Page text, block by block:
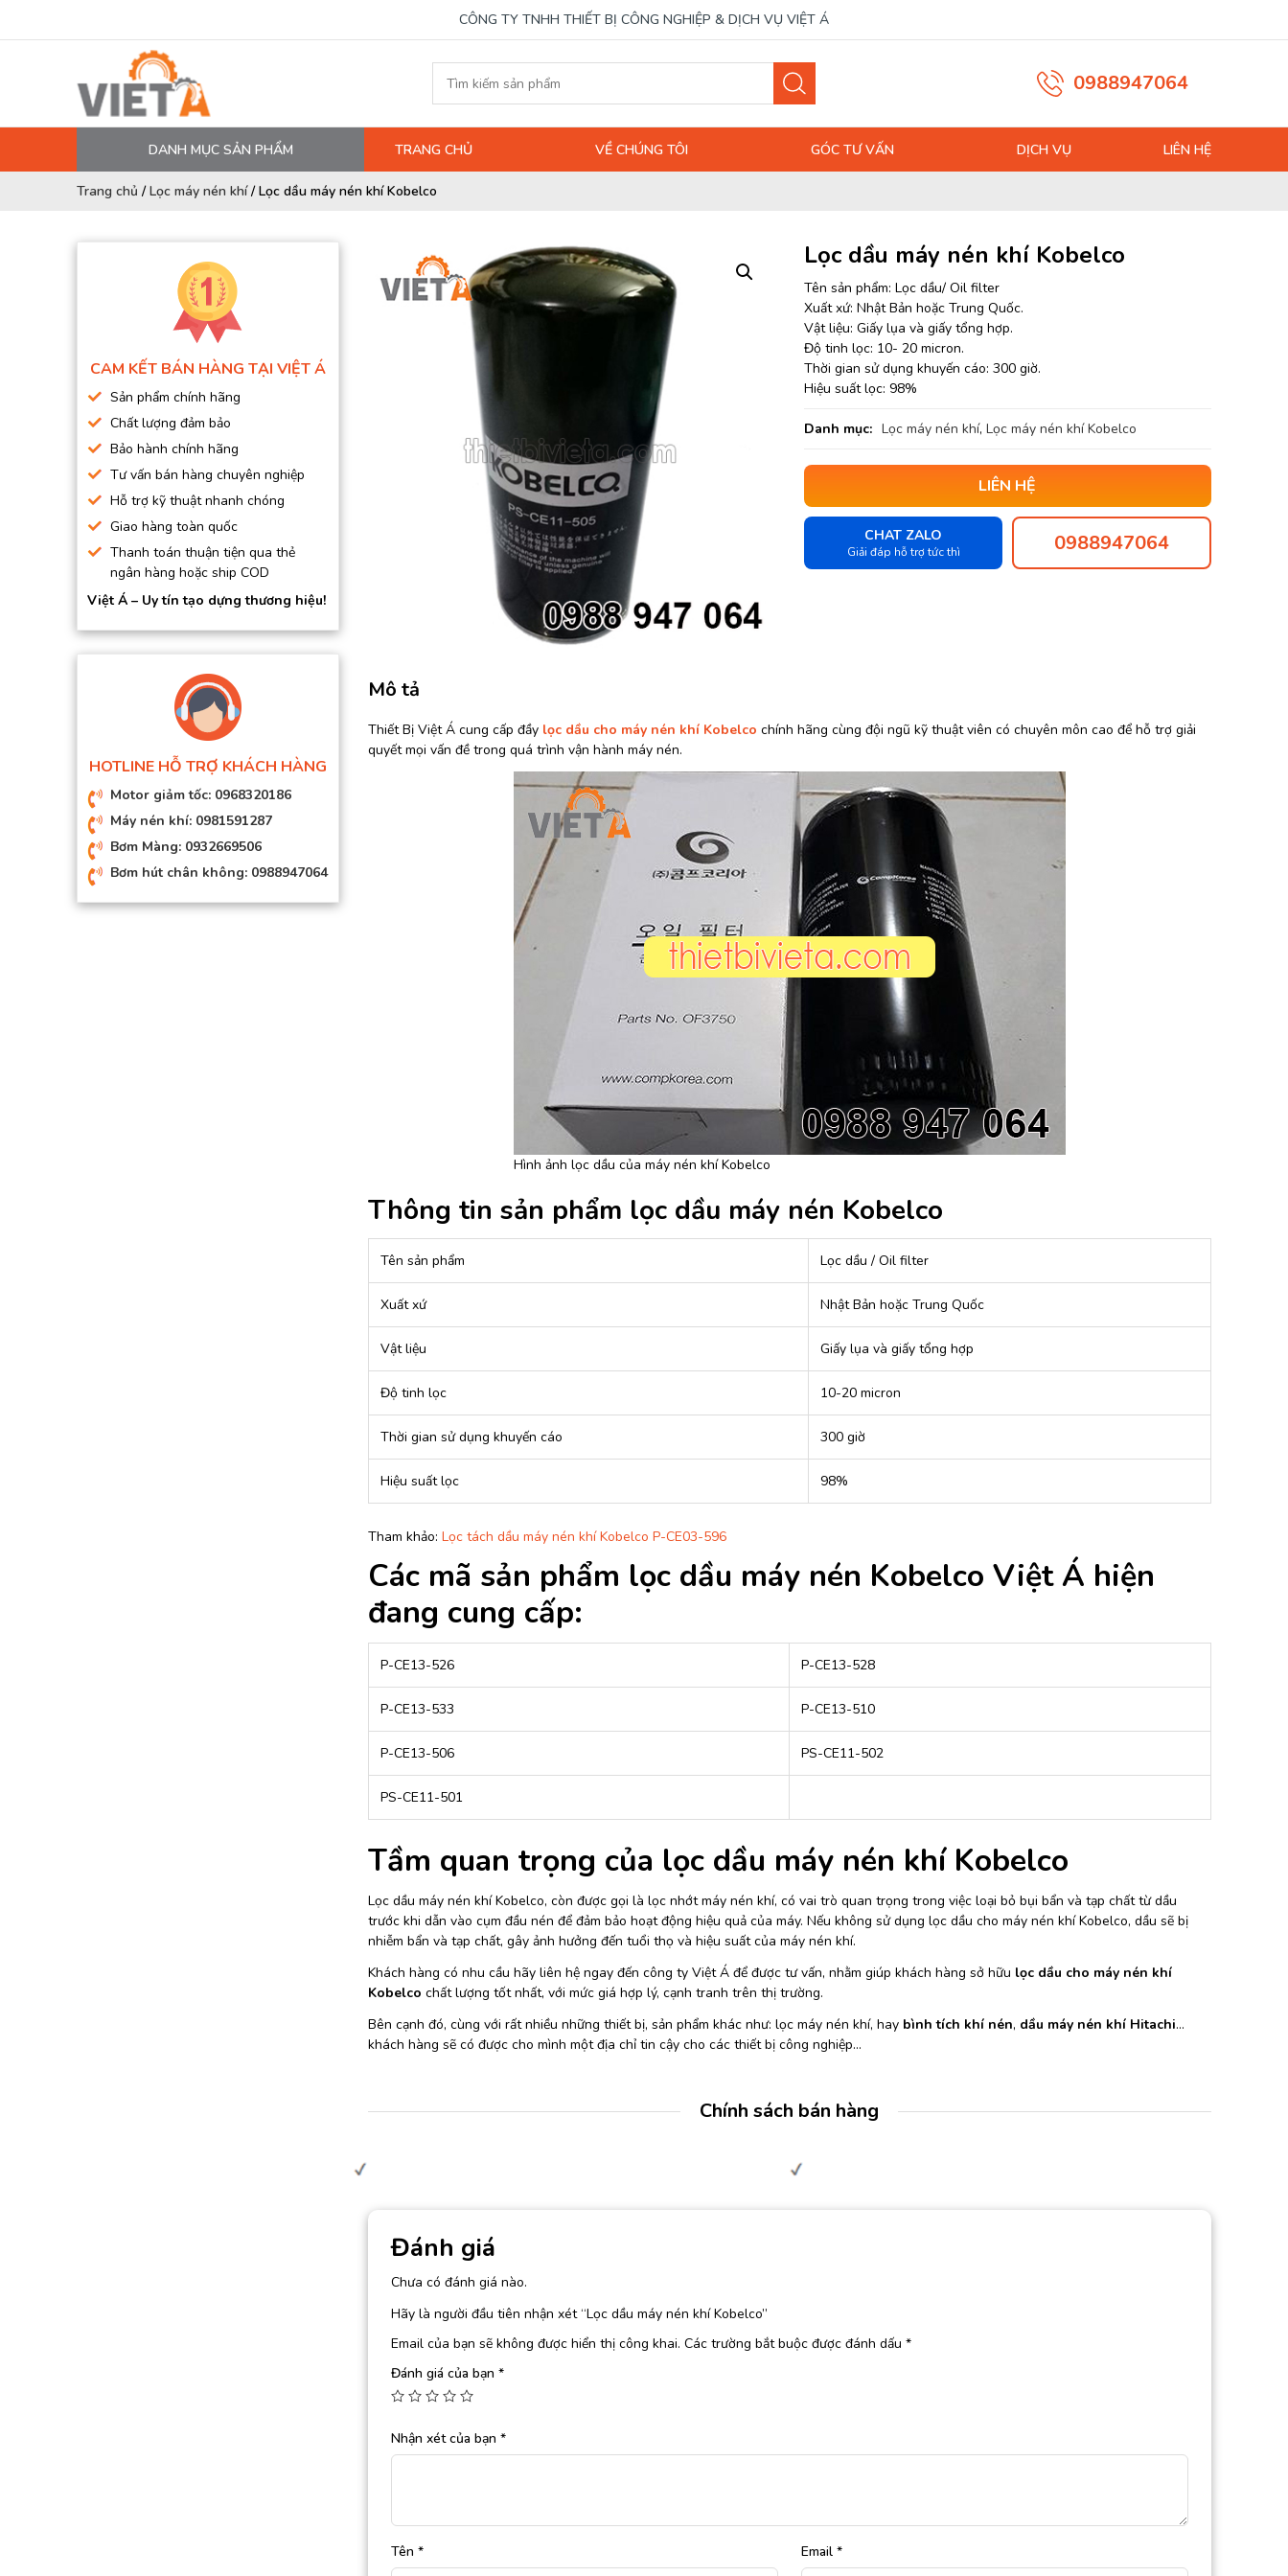
CÔNG TY TNHH THIẾT BỊ CÔNG NGHIỆP & DỊCH VỤ VIỆT Á
0988947064
DANH MỤC SẢN PHẨM
MÁY NÉN KHÍ
DẦU MÁY NÉN KHÍ
DÂY HƠI, ỐNG HƠI
BƠM MÀNG KHÍ NÉN
BƠM HÚT CHÂN KHÔNG
BƠM ĐỊNH LƯỢNG
MOTOR, HỘP GIẢM TỐC
MÁY TẠO KHÍ NITO
TRANG CHỦ VỀ CHÚNG TÔI GÓC TƯ VẤN DỊCH VỤ LIÊN HỆ
Trang chủ /Lọc máy nén khí/Lọc dầu máy nén khí Kobelco
CAM KẾT BÁN HÀNG TẠI VIỆT Á
Sản phẩm chính hãng
Chất lượng đảm bảo
Bảo hành chính hãng
Tư vấn bán hàng chuyên nghiệp
Hỗ trợ kỹ thuật nhanh chóng
Giao hàng toàn quốc
Thanh toán thuận tiện qua thẻ
ngân hàng hoặc ship COD
Việt Á – Uy tín tạo dựng thương hiệu!
HOTLINE HỖ TRỢ KHÁCH HÀNG
Motor giảm tốc: 0968320186
Máy nén khí: 0981591287
Bơm Màng: 0932669506
Bơm hút chân không: 0988947064
Lọc dầu máy nén khí Kobelco
Tên sản phẩm: Lọc dầu/ Oil filter
Xuất xứ: Nhật Bản hoặc Trung Quốc.
Vật liệu: Giấy lụa và giấy tổng hợp.
Độ tinh lọc: 10- 20 micron.
Thời gian sử dụng khuyến cáo: 300 giờ.
Hiệu suất lọc: 98%
Danh mục: Lọc máy nén khí, Lọc máy nén khí Kobelco
LIÊN HỆ
CHAT ZALO
Giải đáp hỗ trợ tức thì 0988947064
Mô tả
Thiết Bị Việt Á cung cấp đầy lọc dầu cho máy nén khí Kobelco chính hãng cùng đội ngũ kỹ thuật viên có chuyên môn cao để hỗ trợ giải
quyết mọi vấn đề trong quá trình vận hành máy nén.
Hình ảnh lọc dầu của máy nén khí Kobelco
Thông tin sản phẩm lọc dầu máy nén Kobelco
Tên sản phẩm Lọc dầu / Oil filter
Xuất xứ Nhật Bản hoặc Trung Quốc
Vật liệu Giấy lụa và giấy tổng hợp
Độ tinh lọc 10-20 micron
Thời gian sử dụng khuyến cáo 300 giờ
Hiệu suất lọc 98%
Tham khảo: Lọc tách dầu máy nén khí Kobelco P-CE03-596
Các mã sản phẩm lọc dầu máy nén Kobelco Việt Á hiện
đang cung cấp:
P-CE13-526 P-CE13-528
P-CE13-533 P-CE13-510
P-CE13-506 PS-CE11-502
PS-CE11-501
Tầm quan trọng của lọc dầu máy nén khí Kobelco
Lọc dầu máy nén khí Kobelco, còn được gọi là lọc nhớt máy nén khí, có vai trò quan trọng trong việc loại bỏ bụi bẩn và tạp chất từ dầu
trước khi dẫn vào cụm đầu nén để đảm bảo hoạt động hiệu quả của máy. Nếu không sử dụng lọc dầu cho máy nén khí Kobelco, dầu sẽ bị
nhiễm bẩn và tạp chất, gây ảnh hưởng đến tuổi thọ và hiệu suất của máy nén khí.
Khách hàng có nhu cầu hãy liên hệ ngay đến công ty Việt Á để được tư vấn, nhằm giúp khách hàng sở hữu lọc dầu cho máy nén khí
Kobelco chất lượng tốt nhất, với mức giá hợp lý, cạnh tranh trên thị trường.
Bên cạnh đó, cùng với rất nhiều những thiết bị, sản phẩm khác như: lọc máy nén khí, hay bình tích khí nén, dầu máy nén khí Hitachi…
khách hàng sẽ có được cho mình một địa chỉ tin cậy cho các thiết bị công nghiệp…
Chính sách bán hàng
Đánh giá
Chưa có đánh giá nào.
Hãy là người đầu tiên nhận xét “Lọc dầu máy nén khí Kobelco”
Email của bạn sẽ không được hiển thị công khai. Các trường bắt buộc được đánh dấu *
Đánh giá của bạn *
Nhận xét của bạn *
Tên * Email *